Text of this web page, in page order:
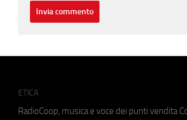
ETICA
RadioCoop, musica e voce dei punti vendita